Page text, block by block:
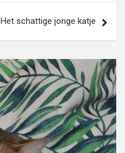
Het schattige jonge katje